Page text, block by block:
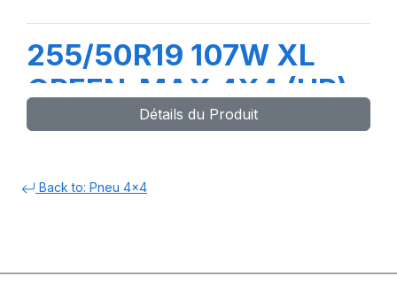
255/50R19 107W XL
GREEN-MAX 4X4 (HP)
Détails du Produit
Back to: Pneu 4x4